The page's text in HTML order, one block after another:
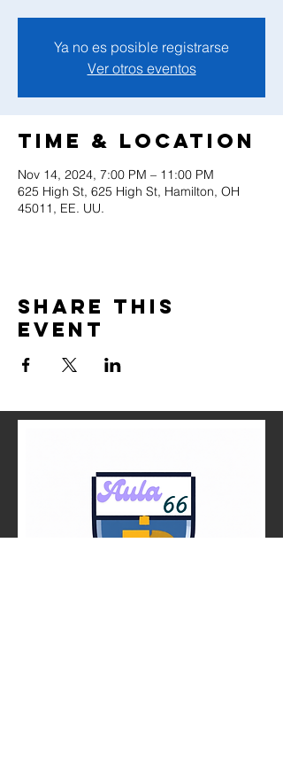
Ya no es posible registrarse
Ver otros eventos
Time & Location
Nov 14, 2024, 7:00 PM – 11:00 PM
625 High St, 625 High St, Hamilton, OH
45011, EE. UU.
Share this
event